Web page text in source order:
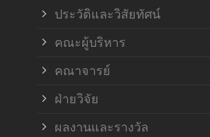
ประวัติและวิสัยทัศน์
คณะผู้บริหาร
คณาจารย์
ฝ่ายวิจัย
ผลงานและรางวัล